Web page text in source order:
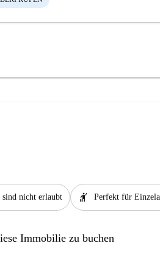
sind nicht erlaubt hail Perfekt für
Immobilie zu buchen